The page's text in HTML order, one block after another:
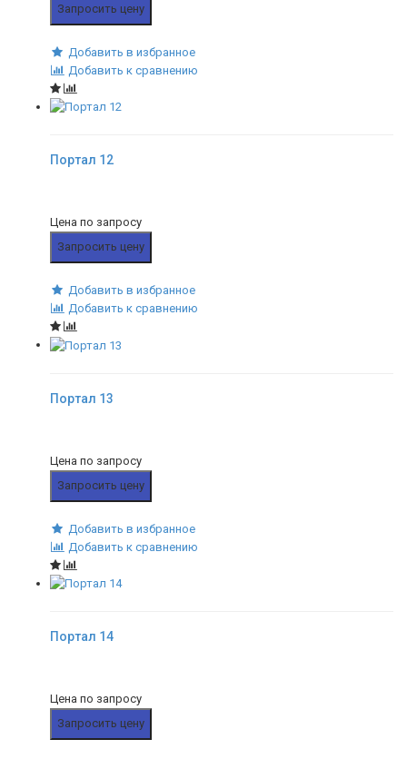
Запросить цену
Добавить в избранное
Добавить к сравнению
Портал 12
Цена по запросу
Запросить цену
Добавить в избранное
Добавить к сравнению
Портал 13
Цена по запросу
Запросить цену
Добавить в избранное
Добавить к сравнению
Портал 14
Цена по запросу
Запросить цену